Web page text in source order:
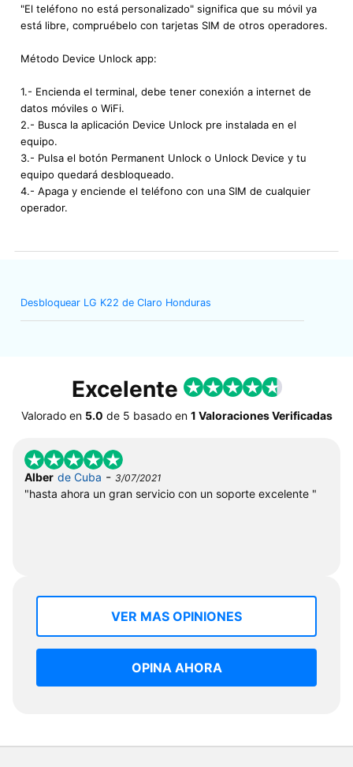
"El teléfono no está personalizado" significa que su móvil ya
está libre, compruébelo con tarjetas SIM de otros operadores.
Método Device Unlock app:
1.- Encienda el terminal, debe tener conexión a internet de
datos móviles o WiFi.
2.- Busca la aplicación Device Unlock pre instalada en el
equipo.
3.- Pulsa el botón Permanent Unlock o Unlock Device y tu
equipo quedará desbloqueado.
4.- Apaga y enciende el teléfono con una SIM de cualquier
operador.
Desbloquear LG K22 de Claro Honduras
Excelente
Valorado en 5.0 de 5 basado en 1 Valoraciones Verificadas
Alber de Cuba - 3/07/2021
"hasta ahora un gran servicio con un soporte excelente "
VER MAS OPINIONES
OPINA AHORA